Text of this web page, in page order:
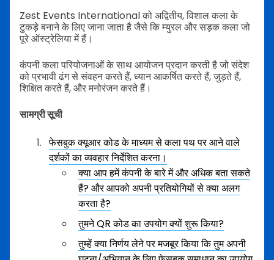
Zest Events International को अद्वितीय, विशाल कला के
टुकड़े बनाने के लिए जाना जाता है जैसे कि म्युरल और सड़क कला जो
पूरे ऑस्ट्रेलिया में हैं।
कंपनी कला परियोजनाओं के साथ आयोजन प्रदान करती है जो संदेश
को प्रभावी ढंग से संवहन करते हैं, ध्यान आकर्षित करते हैं, जुड़ते हैं,
शिक्षित करते हैं, और मनोरंजन करते हैं।
सामग्री सूची
फेसबुक क्यूआर कोड के माध्यम से कला पथ पर आने वाले
दर्शकों का व्यवहार निर्देशित करना।
क्या आप हमें कंपनी के बारे में और अधिक बता सकते
हैं? और आपको अपनी प्रतियोगियों से क्या अलग
करता है?
तुमने QR कोड का उपयोग क्यों शुरू किया?
तुम्हें क्या निर्णय लेने पर मजबूर किया कि तुम अपनी